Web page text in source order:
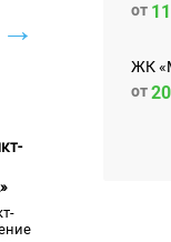
→
от
ЖК
от